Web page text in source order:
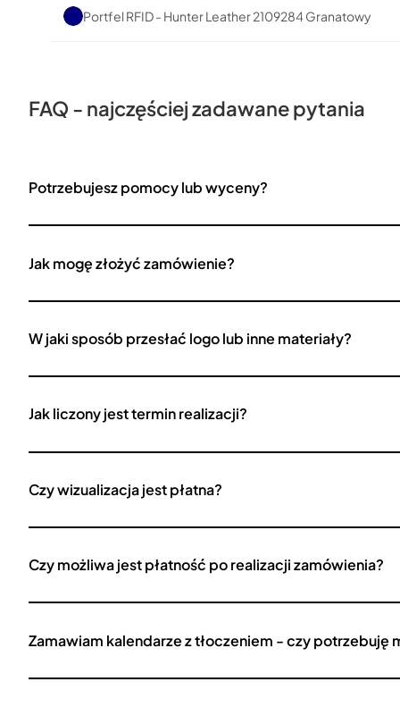
Portfel RFID - Hunter Leather 2109284 Granatowy
FAQ - najczęściej zadawane pytania
Potrzebujesz pomocy lub wyceny?
Jak mogę złożyć zamówienie?
W jaki sposób przesłać logo lub inne materiały?
Jak liczony jest termin realizacji?
Czy wizualizacja jest płatna?
Czy możliwa jest płatność po realizacji zamówienia?
Zamawiam kalendarze z tłoczeniem - czy potrzebuję